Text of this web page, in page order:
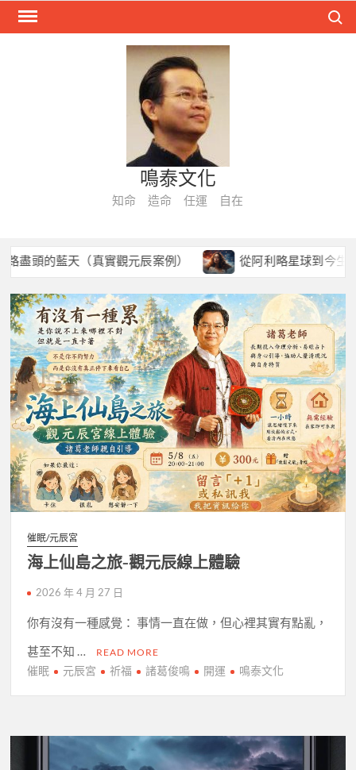
Skip
鳴泰文化
知命 造命 任運 自在
天（真實觀元辰案例） 從阿利略星球到今生病痛：
催眠/元辰宮
海上仙島之旅-觀元辰線上體驗
2026 年 4 月 27 日
你有沒有一種感覺： 事情一直在做，但心裡其實有點亂，
甚至不知 …
READ MORE
催眠 元辰宮 祈福 諸葛俊鳴 開運 鳴泰文化